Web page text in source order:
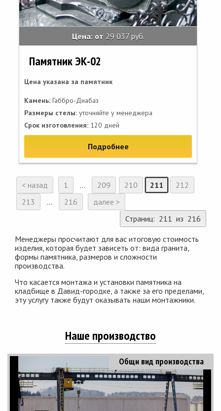
Цена: от 29 037 руб.
Памятник ЭК-02
Цена указана за памятник
Камень: Габбро-Диабаз
Размеры стелы: уточняйте у менеджера
Срок изготовления: 120 дней
Подробнее
< назад 1 ... 209 210 211
212
213
... 216
далее >
Страниц: 211 из 216
Менеджеры просчитают для вас итоговую стоимость
изделия, которая будет зависеть от: вида гранита,
формы памятника, размеров и сложности
производства.
Что касается монтажа и установки памятника на
кладбище в Давид-городке, а также за его пределами,
эту услугу также будут оказывать наши монтажники.
Наше производство
Общи вид производства